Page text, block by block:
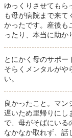
ゆっくりさせてもら
も母が病院まで来て
かったです。産後も
ったり、本当に助か
とにかく母のサポー
そらくメンタルがや
い。
良かったこと。マン
遅いため里帰りにし
で、母がそばにいる
なかなか取れず、話